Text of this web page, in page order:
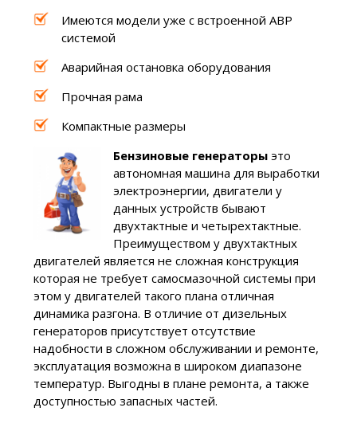
Имеются модели уже с встроенной АВР
системой
Аварийная остановка оборудования
Прочная рама
Компактные размеры
Бензиновые генераторыэто
автономная машина для выработки
электроэнергии, двигатели у
данных устройств бывают
двухтактные и четырехтактные.
Преимуществом у двухтактных
двигателей является не сложная конструкция
которая не требует самосмазочной системы при
этом у двигателей такого плана отличная
динамика разгона. В отличие от дизельных
генераторов присутствует отсутствие
надобности в сложном обслуживании и ремонте,
эксплуатация возможна в широком диапазоне
температур. Выгодны в плане ремонта, а также
доступностью запасных частей.